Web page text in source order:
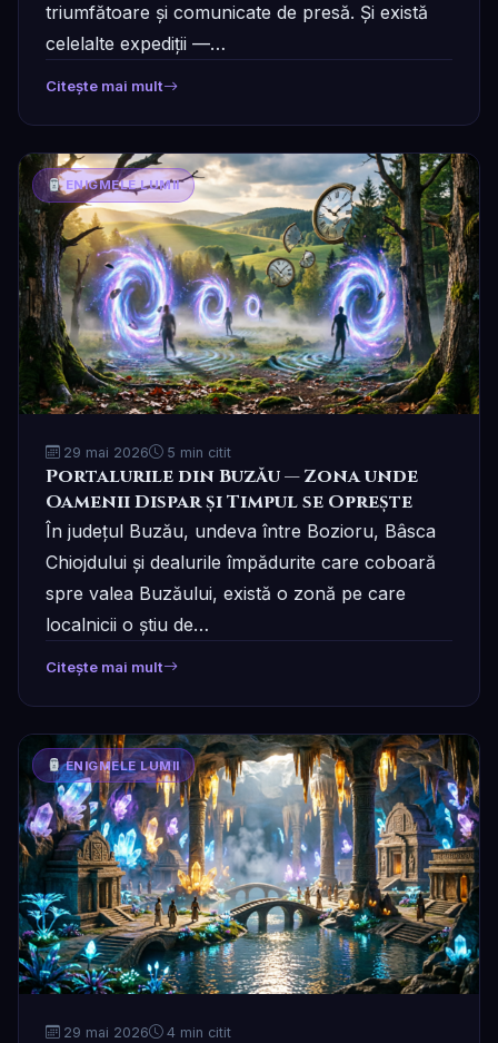
triumfătoare și comunicate de presă. Și există
celelalte expediții —…
Citește mai mult
ENIGMELE LUMII
29 mai 2026 5 min citit
Portalurile din Buzău — Zona unde
Oamenii Dispar și Timpul se Oprește
În județul Buzău, undeva între Bozioru, Bâsca
Chiojdului și dealurile împădurite care coboară
spre valea Buzăului, există o zonă pe care
localnicii o știu de…
Citește mai mult
ENIGMELE LUMII
29 mai 2026 4 min citit